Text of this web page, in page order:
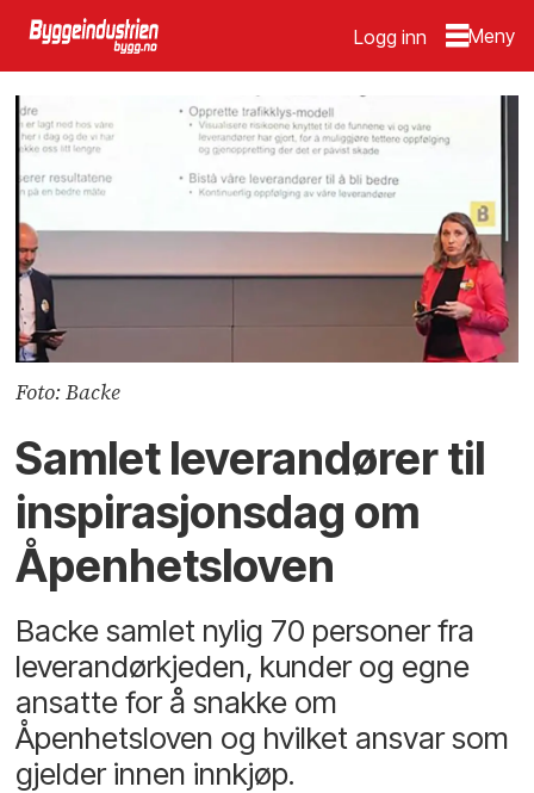
Logg inn
Foto: Backe
Samlet leverandører til
inspirasjonsdag om
Åpenhetsloven
Backe samlet nylig 70 personer fra
leverandørkjeden, kunder og egne
ansatte for å snakke om
Åpenhetsloven og hvilket ansvar som
gjelder innen innkjøp.